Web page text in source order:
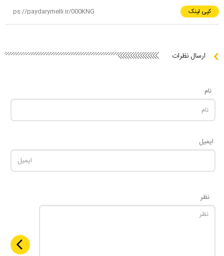
کپی لینک
ارسال نظرات
نام
ایمیل
نظر